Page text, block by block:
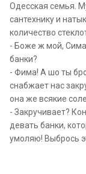
Одесская семья.
сантехнику и
количество
- Боже ж мой,
банки?
- Фима! А шо ты
снабжает нас
она же всякие
- Закручивает?
девать банки,
умоляю! Выбрось